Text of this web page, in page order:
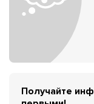
Получайте